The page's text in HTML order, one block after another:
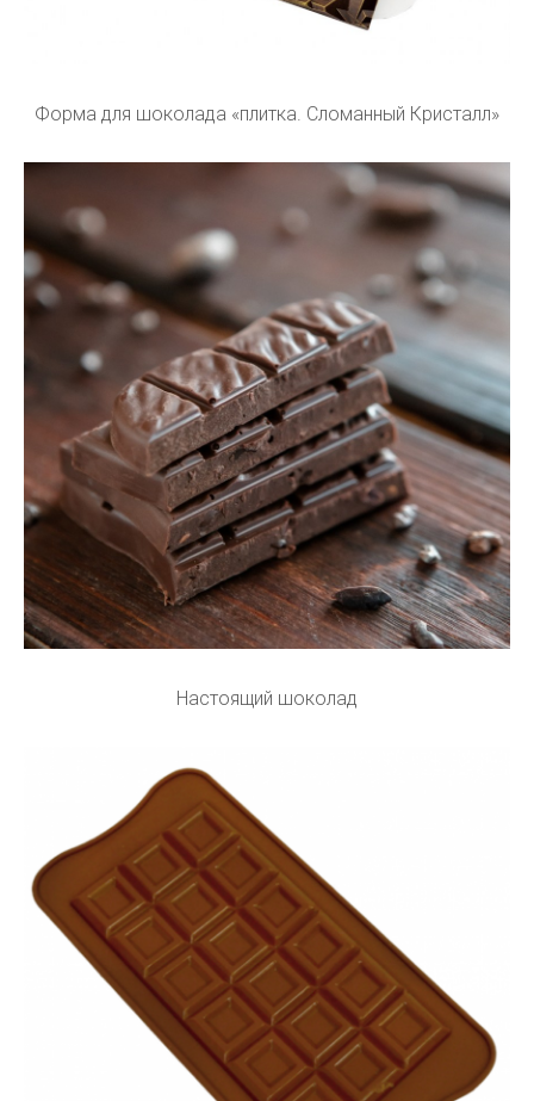
Форма для шоколада «плитка. Сломанный Кристалл»
Настоящий шоколад